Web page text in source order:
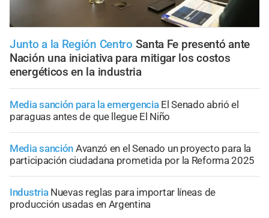
Junto a la Región Centro Santa Fe presentó ante
Nación una iniciativa para mitigar los costos
energéticos en la industria
Media sanción para la emergencia El Senado abrió el
paraguas antes de que llegue El Niño
Media sanción Avanzó en el Senado un proyecto para la
participación ciudadana prometida por la Reforma 2025
Industria Nuevas reglas para importar líneas de
producción usadas en Argentina